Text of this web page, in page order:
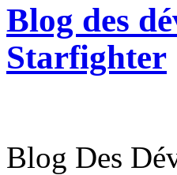
Blog des
Starfighter
Blog Des